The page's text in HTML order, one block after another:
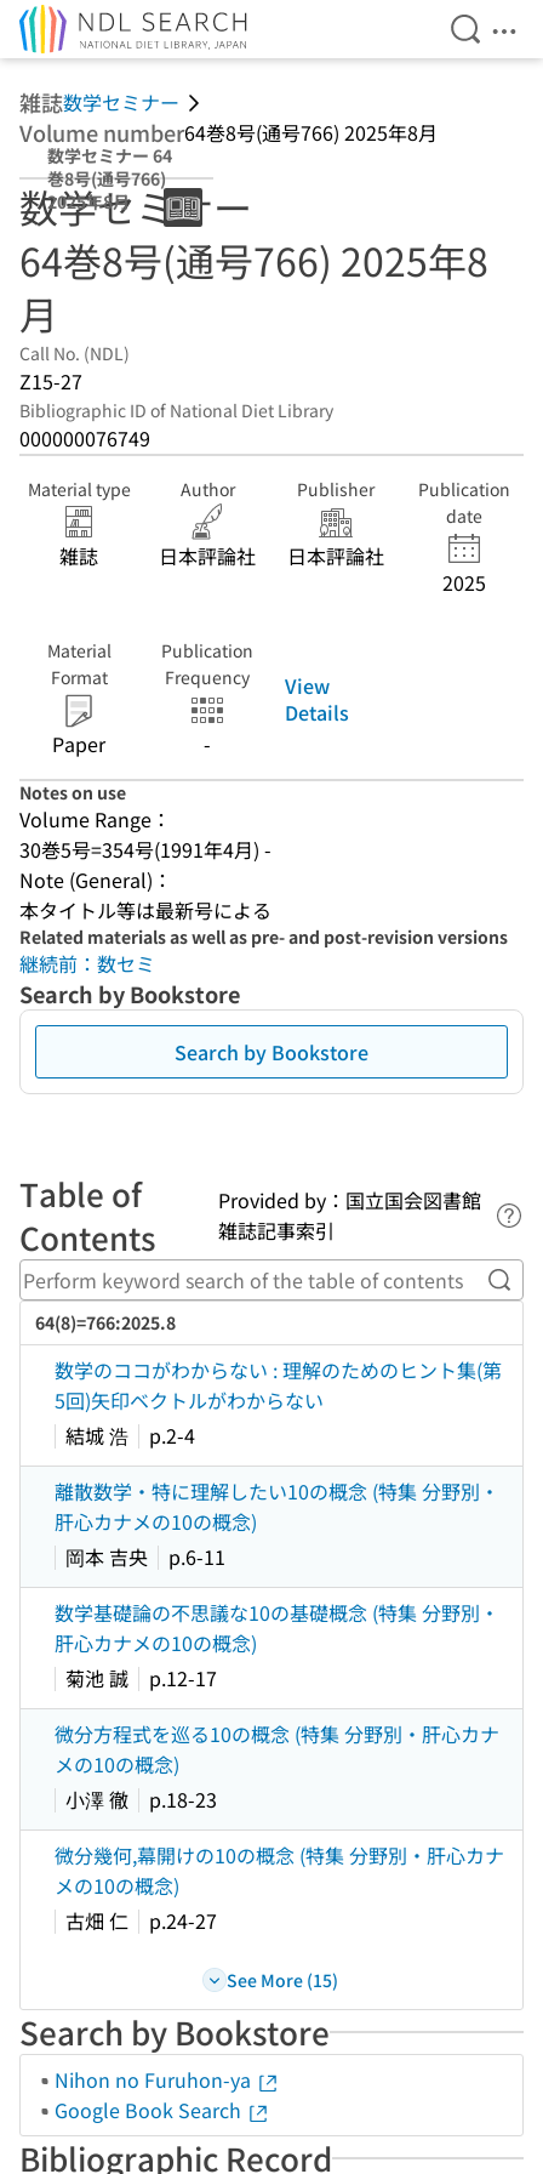
Open
雑誌数学セミナー
Volume number64巻8号(通号766) 2025年8月
数学セミナー 64
巻8号(通号766)
2025年8月
数学セミナー
64巻8号(通号766) 2025年8
月
Call No. (NDL)
Z15-27
Bibliographic ID of National Diet Library
000000076749
Material type
雑誌
Author
日本評論社
Publisher
日本評論社
Publication
date
2025
Material
Format
Paper
Publication
Frequency
-
View
Details
Notes on use
Volume Range：
30巻5号=354号(1991年4月) -
Note (General)：
本タイトル等は最新号による
Related materials as well as pre- and post-revision versions
継続前：数セミ
Search by Bookstore
Search by Bookstore
Table of
Contents
Provided by：国立国会図書館
雑誌記事索引
64(8)=766:2025.8
数学のココがわからない : 理解のためのヒント集(第
5回)矢印ベクトルがわからない
結城 浩
p.2-4
離散数学・特に理解したい10の概念 (特集 分野別・
肝心カナメの10の概念)
岡本 吉央
p.6-11
数学基礎論の不思議な10の基礎概念 (特集 分野別・
肝心カナメの10の概念)
菊池 誠
p.12-17
微分方程式を巡る10の概念 (特集 分野別・肝心カナ
メの10の概念)
小澤 徹
p.18-23
微分幾何,幕開けの10の概念 (特集 分野別・肝心カナ
メの10の概念)
古畑 仁
p.24-27
See More (15)
Search by Bookstore
Nihon no Furuhon-ya
Google Book Search
Bibliographic Record